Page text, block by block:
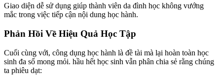
Giao diện dễ sử dụng giúp thành viên da đình học không vướng
mắc trong việc tiếp cận nội dung học hành.
Phản Hồi Về Hiệu Quả Học Tập
Cuối cùng với, công dụng học hành là đề tài mà lại hoàn toàn học
sinh đa số mong mỏi. hầu hết học sinh vẫn phân chia sẻ rằng chúng
ta phiêu dạt: